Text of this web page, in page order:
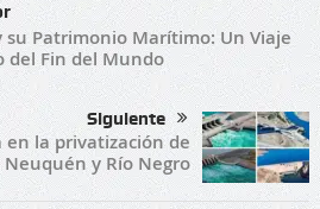
su Patrimonio Marítimo: Un Viaje
del Fin del Mundo
Siguiente
en la privatización de
y Río Negro